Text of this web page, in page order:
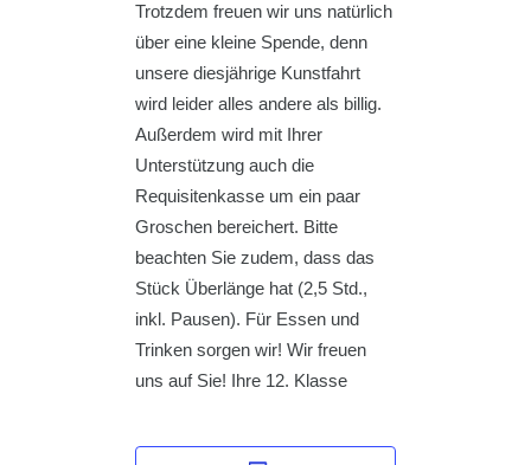
Trotzdem freuen wir uns natürlich
über eine kleine Spende, denn
unsere diesjährige Kunstfahrt
wird leider alles andere als billig.
Außerdem wird mit Ihrer
Unterstützung auch die
Requisitenkasse um ein paar
Groschen bereichert. Bitte
beachten Sie zudem, dass das
Stück Überlänge hat (2,5 Std.,
inkl. Pausen). Für Essen und
Trinken sorgen wir! Wir freuen
uns auf Sie! Ihre 12. Klasse